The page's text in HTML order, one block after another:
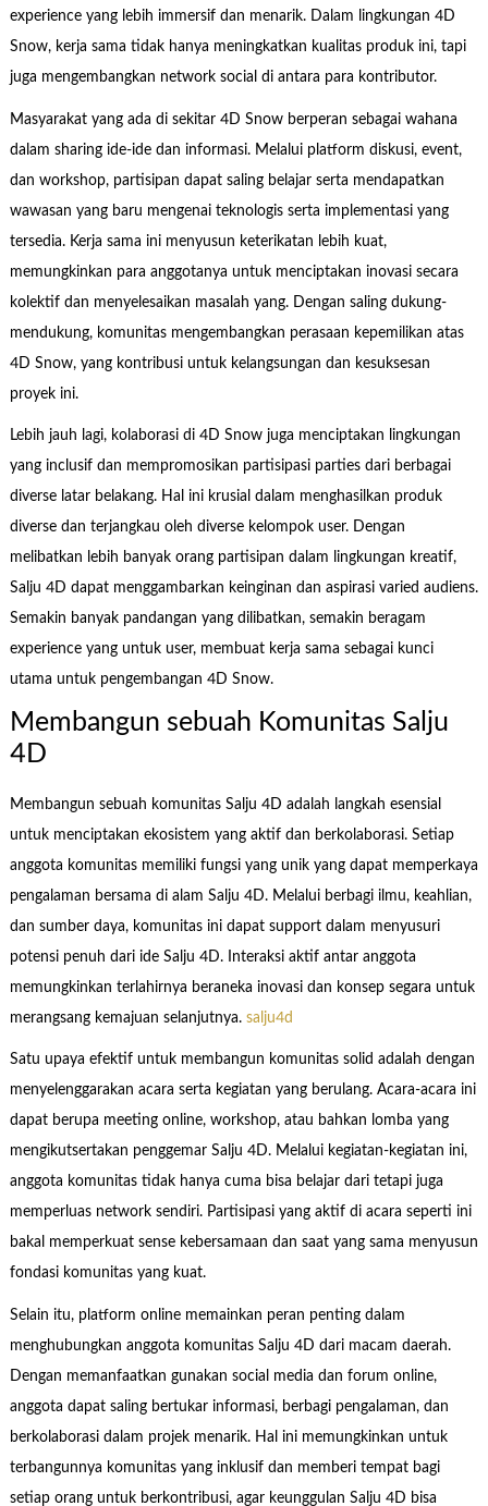
experience yang lebih immersif dan menarik. Dalam lingkungan 4D
Snow, kerja sama tidak hanya meningkatkan kualitas produk ini, tapi
juga mengembangkan network social di antara para kontributor.
Masyarakat yang ada di sekitar 4D Snow berperan sebagai wahana
dalam sharing ide-ide dan informasi. Melalui platform diskusi, event,
dan workshop, partisipan dapat saling belajar serta mendapatkan
wawasan yang baru mengenai teknologis serta implementasi yang
tersedia. Kerja sama ini menyusun keterikatan lebih kuat,
memungkinkan para anggotanya untuk menciptakan inovasi secara
kolektif dan menyelesaikan masalah yang. Dengan saling dukung-
mendukung, komunitas mengembangkan perasaan kepemilikan atas
4D Snow, yang kontribusi untuk kelangsungan dan kesuksesan
proyek ini.
Lebih jauh lagi, kolaborasi di 4D Snow juga menciptakan lingkungan
yang inclusif dan mempromosikan partisipasi parties dari berbagai
diverse latar belakang. Hal ini krusial dalam menghasilkan produk
diverse dan terjangkau oleh diverse kelompok user. Dengan
melibatkan lebih banyak orang partisipan dalam lingkungan kreatif,
Salju 4D dapat menggambarkan keinginan dan aspirasi varied audiens.
Semakin banyak pandangan yang dilibatkan, semakin beragam
experience yang untuk user, membuat kerja sama sebagai kunci
utama untuk pengembangan 4D Snow.
Membangun sebuah Komunitas Salju
4D
Membangun sebuah komunitas Salju 4D adalah langkah esensial
untuk menciptakan ekosistem yang aktif dan berkolaborasi. Setiap
anggota komunitas memiliki fungsi yang unik yang dapat memperkaya
pengalaman bersama di alam Salju 4D. Melalui berbagi ilmu, keahlian,
dan sumber daya, komunitas ini dapat support dalam menyusuri
potensi penuh dari ide Salju 4D. Interaksi aktif antar anggota
memungkinkan terlahirnya beraneka inovasi dan konsep segara untuk
merangsang kemajuan selanjutnya. salju4d
Satu upaya efektif untuk membangun komunitas solid adalah dengan
menyelenggarakan acara serta kegiatan yang berulang. Acara-acara ini
dapat berupa meeting online, workshop, atau bahkan lomba yang
mengikutsertakan penggemar Salju 4D. Melalui kegiatan-kegiatan ini,
anggota komunitas tidak hanya cuma bisa belajar dari tetapi juga
memperluas network sendiri. Partisipasi yang aktif di acara seperti ini
bakal memperkuat sense kebersamaan dan saat yang sama menyusun
fondasi komunitas yang kuat.
Selain itu, platform online memainkan peran penting dalam
menghubungkan anggota komunitas Salju 4D dari macam daerah.
Dengan memanfaatkan gunakan social media dan forum online,
anggota dapat saling bertukar informasi, berbagi pengalaman, dan
berkolaborasi dalam projek menarik. Hal ini memungkinkan untuk
terbangunnya komunitas yang inklusif dan memberi tempat bagi
setiap orang untuk berkontribusi, agar keunggulan Salju 4D bisa